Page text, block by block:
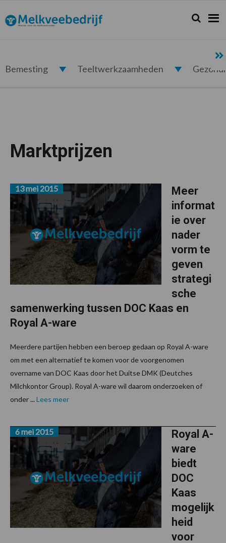
de
hoofdnavigatie
de
hoofd
de
voettekst
Melkveebedrijf.nl Zoeken...
Zoek
Bemesting Teeltwerkzaamheden
Marktprijzen
Meer
informat
ie over
nader
vorm te
geven
strategi
sche
samenwerking tussen DOC Kaas en
Royal A-ware
13 mei 2015
Meerdere partijen hebben een beroep gedaan op Royal A-ware
om met een alternatief te komen voor de voorgenomen
overname van DOC Kaas door het Duitse DMK (Deutches
Milchkontor Group). Royal A-ware wil daarom onderzoeken of
onder ... Lees meer
Royal A-
ware
biedt
DOC
Kaas
mogelijk
heid
voor
6 mei 2015